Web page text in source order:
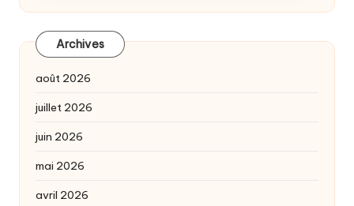
Archives
août 2026
juillet 2026
juin 2026
mai 2026
avril 2026